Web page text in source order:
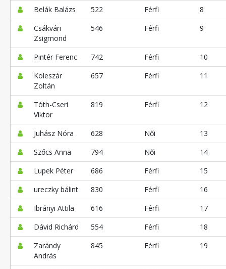
Belák Balázs 522 Férfi
8
Csákvári
Zsigmond
546 Férfi 9
Pintér Ferenc 742 Férfi
10
Koleszár
Zoltán
657 Férfi 11
Tóth-Cseri
Viktor
819 Férfi 12
Juhász Nóra 628 Női
13
Szőcs Anna
794 Női
14
Lupek Péter
686 Férfi
15
ureczky bálint
830 Férfi
16
Ibrányi Attila
616 Férfi
17
Dávid Richárd
554 Férfi
18
Zarándy
András
845 Férfi 19